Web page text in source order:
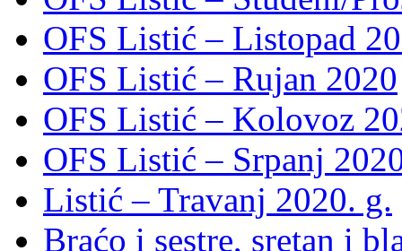
OFS Listić – Listopad
OFS Listić – Rujan 2020
OFS Listić – Kolovoz
OFS Listić – Srpanj
Listić – Travanj 2020. g.
Braćo i sestre, sretan i